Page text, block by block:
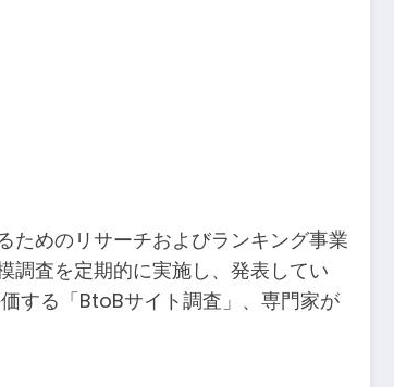
ためのリサーチおよびランキング事業
調査を定期的に実施し、発表してい
する「BtoBサイト調査」、専門家が